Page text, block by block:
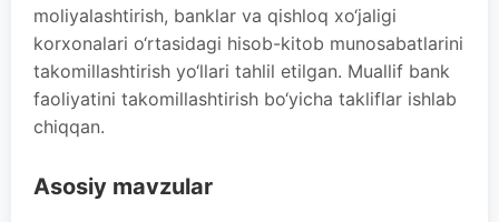
moliyalashtirish, banklar va qishloq xo‘jaligi
korxonalari o‘rtasidagi hisob-kitob munosabatlarini
takomillashtirish yo‘llari tahlil etilgan. Muallif bank
faoliyatini takomillashtirish bo‘yicha takliflar ishlab
chiqqan.
Asosiy mavzular